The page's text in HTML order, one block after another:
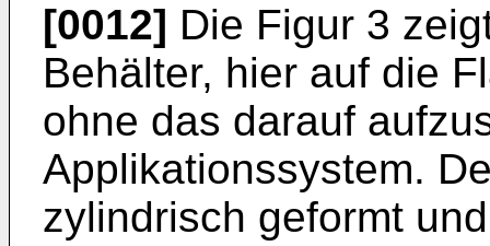
[0012] Die Figur 3
Behälter, hier auf die
ohne das darauf
Applikationssystem.
zylindrisch geformt